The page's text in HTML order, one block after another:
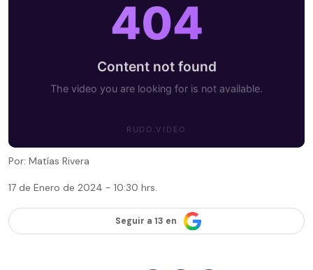
Por: Matías Rivera
17 de Enero de 2024 - 10:30 hrs.
Seguir a 13 en